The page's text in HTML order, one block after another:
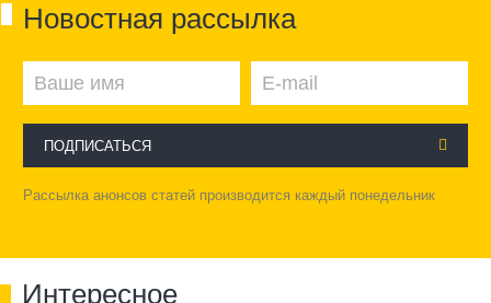
Новостная рассылка
ПОДПИСАТЬСЯ
Рассылка анонсов статей производится каждый понедельник
Интересное